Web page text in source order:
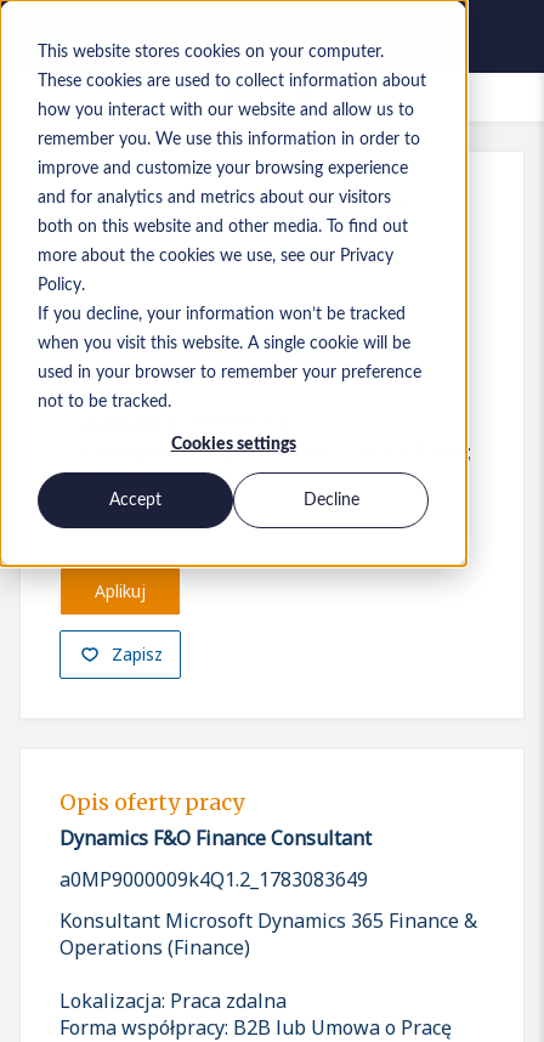
This website stores cookies on your computer.
These cookies are used to collect information about
how you interact with our website and allow us to
remember you. We use this information in order to
improve and customize your browsing experience
and for analytics and metrics about our visitors
both on this website and other media. To find out
more about the cookies we use, see our Privacy
Policy.
If you decline, your information won’t be tracked
when you visit this website. A single cookie will be
used in your browser to remember your preference
not to be tracked.
Cookies settings
Accept Decline
Zapisane oferty pracy
Ref:a0MP9000009k4Q1.2_1783083649
Dynamics F&O Finance
Consultant
Poland
Umiejętności: Dynamics 365 Finance &amp;
Operations
Poziom:Mid-level
Zapisz
Aplikuj
Opis oferty pracy
Dynamics F&O Finance Consultant
a0MP9000009k4Q1.2_1783083649
Konsultant Microsoft Dynamics 365 Finance &
Operations (Finance)
Lokalizacja: Praca zdalna
Forma współpracy: B2B lub Umowa o Pracę